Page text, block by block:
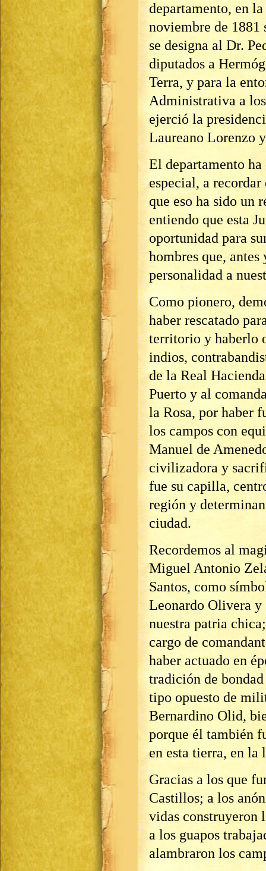
departamento, en
noviembre de 1881
se designa al Dr.
diputados a
Terra, y para la
Administrativa a
ejerció la
Laureano Lorenzo
El departamento ha
especial, a
que eso ha sido un
entiendo que esta
oportunidad para
hombres que, antes
personalidad a
Como pionero,
haber rescatado
territorio y haberlo
indios,
de la Real
Puerto y al
la Rosa, por haber
los campos con
Manuel de
civilizadora y
fue su capilla,
región y
ciudad.
Recordemos al
Miguel Antonio
Santos, como
Leonardo Olivera y
nuestra patria
cargo de
haber actuado en
tradición de
tipo opuesto de
Bernardino Olid,
porque él también
en esta tierra, en la
Gracias a los que
Castillos; a los
vidas construyeron
a los guapos
alambraron los